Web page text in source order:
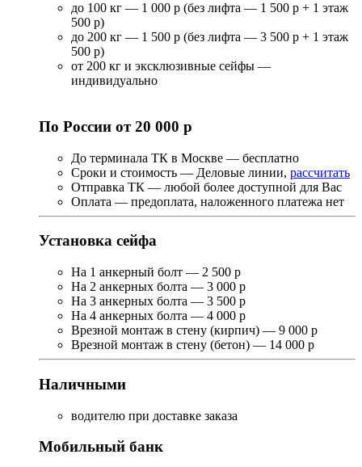
до 100 кг — 1 000 р (без лифта — 1 500 р + 1 этаж
500 р)
до 200 кг — 1 500 р (без лифта — 3 500 р + 1 этаж
500 р)
от 200 кг и эксклюзивные сейфы —
индивидуально
По России от 20 000 р
До терминала ТК в Москве — бесплатно
Сроки и стоимость — Деловые линии, рассчитать
Отправка ТК — любой более доступной для Вас
Оплата — предоплата, наложенного платежа нет
Установка сейфа
На 1 анкерный болт — 2 500 р
На 2 анкерных болта — 3 000 р
На 3 анкерных болта — 3 500 р
На 4 анкерных болта — 4 000 р
Врезной монтаж в стену (кирпич) — 9 000 р
Врезной монтаж в стену (бетон) — 14 000 р
Наличными
водителю при доставке заказа
Мобильный банк